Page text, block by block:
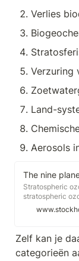
Verlies
Verzuring
Land-
Aerosols
Stratospheric
stratospheric
atmosphere
(UV) radiation
amounts of UV
ground level.
Zelf kan je
categorieën